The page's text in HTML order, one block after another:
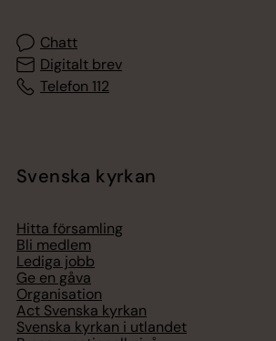
Chatt
Digitalt brev
Telefon 112
Svenska kyrkan
Hitta församling
Bli medlem
Lediga jobb
Ge en gåva
Organisation
Act Svenska kyrkan
Svenska kyrkan i utlandet